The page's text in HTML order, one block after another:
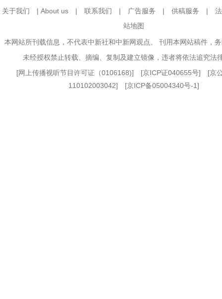
关于我们 | About us | 联系我们 | 广告服务 | 供稿服务 |
站地图
本网站所刊载信息，不代表中新社和中新网观点。 刊用本网站稿件，
未经授权禁止转载、摘编、复制及建立镜像，违者将依法追究法
[网上传播视听节目许可证（0106168)] [京ICP证040655号] [京
110102003042] [京ICP备05004340号-1]